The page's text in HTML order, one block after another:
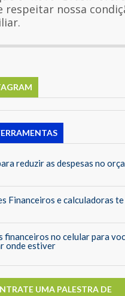
respeitar nossa
reduzir as despesas no
Financeiros e calculadoras te
financeiros no celular para
onde estiver
UMA PALESTRA DE